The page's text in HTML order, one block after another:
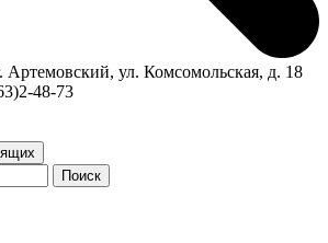
Артемовский, ул. Комсомольская, д. 18
48-73
Поиск